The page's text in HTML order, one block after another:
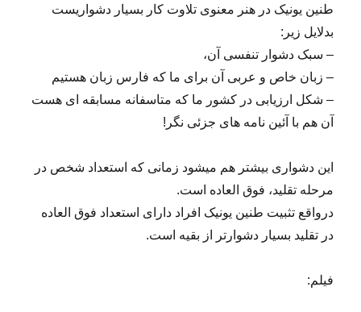
طنین یونیک در هنر معنوی تلاوت کار بسیار دشواریست
بدلایل زیر:
– سبک دشوار تنفسی آن،
– زبان خاص و عربی آن برای ما که فارس زبان هستیم
– شکل ارزیابی در کشور ما که متاسفانه مسابقه ای هست
آن هم با آئین نامه های جزئی نگر!
این دشواری بیشتر هم میشود زمانی که استعداد شخص در
مرحله تقلید، فوق العاده است.
درواقع تثبیت طنین یونیک افراد دارای استعداد فوق العاده
در تقلید بسیار دشوارتر از بقیه است.
فیلم: